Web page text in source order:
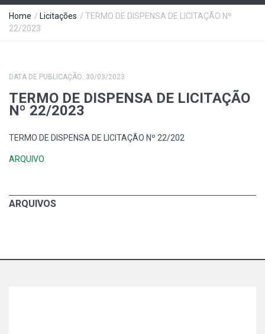
Home / Licitações / TERMO DE DISPENSA DE LICITAÇÃO Nº
22/2023
DATA DE PUBLICAÇÃO: 30/03/2023
TERMO DE DISPENSA DE LICITAÇÃO
Nº 22/2023
TERMO DE DISPENSA DE LICITAÇÃO Nº 22/202
ARQUIVO
ARQUIVOS